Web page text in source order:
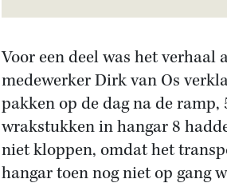
Voor een deel was het
medewerker Dirk van Os
pakken op de dag na de ramp,
wrakstukken in hangar 8
niet kloppen, omdat het
hangar toen nog niet op gang